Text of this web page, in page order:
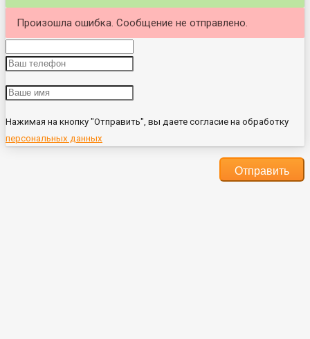
Произошла ошибка. Сообщение не отправлено.
Нажимая на кнопку "Отправить", вы даете согласие на обработку
персональных данных
Отправить